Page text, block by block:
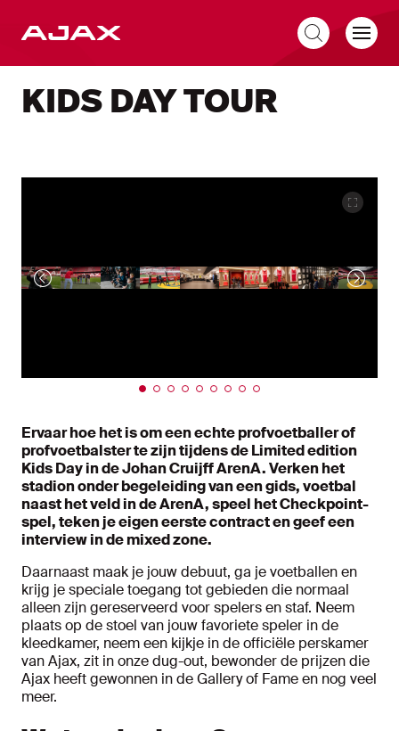
KIDS DAY TOUR
Ervaar hoe het is om een echte profvoetballer of
profvoetbalster te zijn tijdens de Limited edition
Kids Day in de Johan Cruijff ArenA. Verken het
stadion onder begeleiding van een gids, voetbal
naast het veld in de ArenA, speel het Checkpoint-
spel, teken je eigen eerste contract en geef een
interview in de mixed zone.
Daarnaast maak je jouw debuut, ga je voetballen en
krijg je speciale toegang tot gebieden die normaal
alleen zijn gereserveerd voor spelers en staf. Neem
plaats op de stoel van jouw favoriete speler in de
kleedkamer, neem een kijkje in de officiële perskamer
van Ajax, zit in onze dug-out, bewonder de prijzen die
Ajax heeft gewonnen in de Gallery of Fame en nog veel
meer.